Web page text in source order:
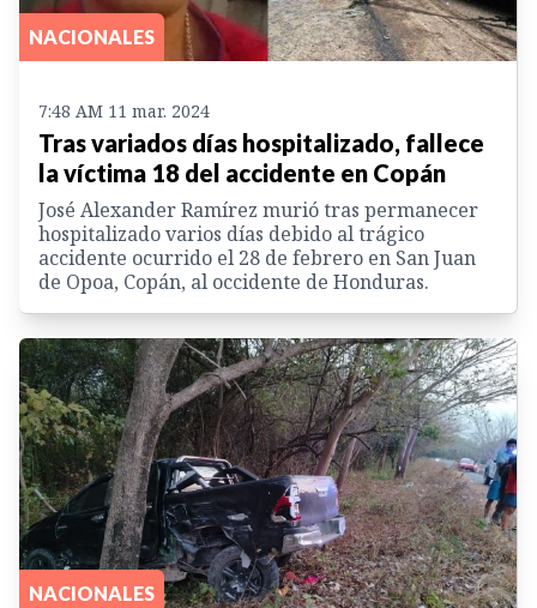
NACIONALES
7:48 AM 11 mar. 2024
Tras variados días hospitalizado, fallece
la víctima 18 del accidente en Copán
José Alexander Ramírez murió tras permanecer
hospitalizado varios días debido al trágico
accidente ocurrido el 28 de febrero en San Juan
de Opoa, Copán, al occidente de Honduras.
NACIONALES